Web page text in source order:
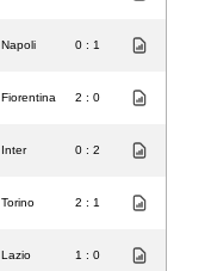
Napoli 0 : 1
Fiorentina 2 : 0
Inter 0 : 2
Torino 2 : 1
Lazio 1 : 0